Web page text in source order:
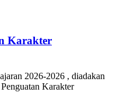
Karakter
2026-2026 , diadakan
Karakter